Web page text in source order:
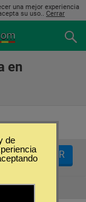
una mejor experiencia
su uso.. Cerrar
en
FILTRAR
de